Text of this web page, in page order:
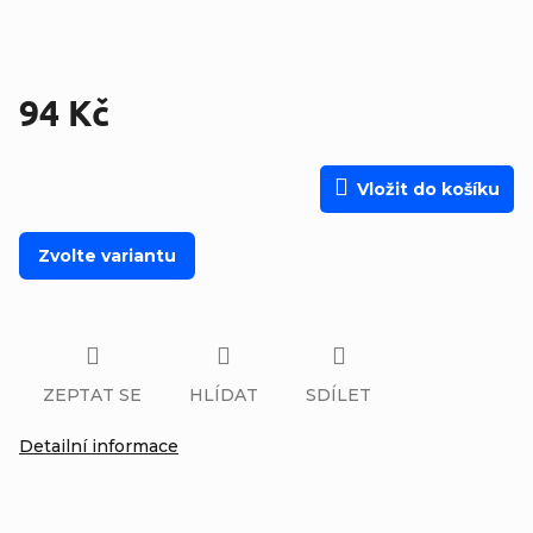
94 Kč
Vložit do košíku
Zvolte variantu
Detailní informace
ZEPTAT SE HLÍDAT SDÍLET